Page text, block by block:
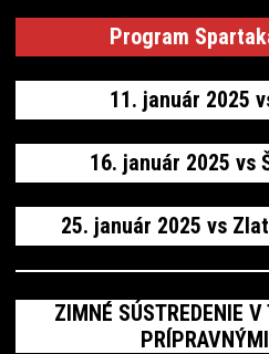
Program
11. január 2025
16. január 2025 vs
25. január 2025 vs
ZIMNÉ SÚSTREDENIE